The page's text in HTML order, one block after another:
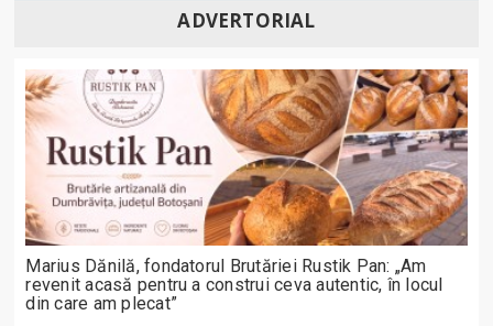
ADVERTORIAL
Marius Dănilă, fondatorul Brutăriei Rustik Pan: „Am
revenit acasă pentru a construi ceva autentic, în locul
din care am plecat”